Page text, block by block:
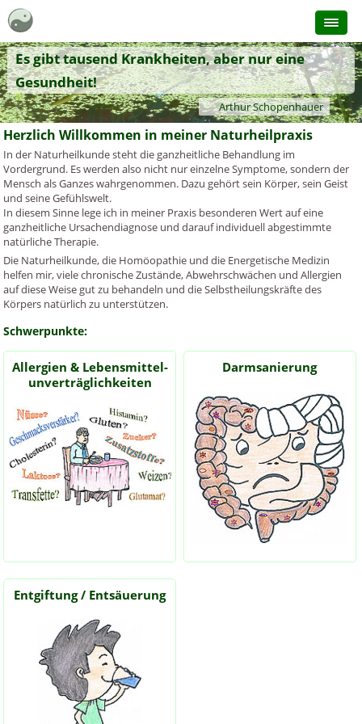
Es gibt tausend Krankheiten, aber nur eine
Gesundheit!
Arthur Schopenhauer
Herzlich Willkommen in meiner Naturheilpraxis
In der Naturheilkunde steht die ganzheitliche Behandlung im
Vordergrund. Es werden also nicht nur einzelne Symptome, sondern der
Mensch als Ganzes wahrgenommen. Dazu gehört sein Körper, sein Geist
und seine Gefühlswelt.
In diesem Sinne lege ich in meiner Praxis besonderen Wert auf eine
ganzheitliche Ursachendiagnose und darauf individuell abgestimmte
natürliche Therapie.
Die Naturheilkunde, die Homöopathie und die Energetische Medizin
helfen mir, viele chronische Zustände, Abwehrschwächen und Allergien
auf diese Weise gut zu behandeln und die Selbstheilungskräfte des
Körpers natürlich zu unterstützen.
Schwerpunkte:
Allergien & Lebensmittel-
unverträglichkeiten
Darmsanierung
Entgiftung / Entsäuerung